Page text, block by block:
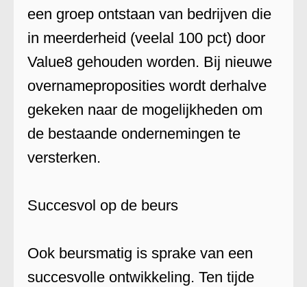
een groep ontstaan van bedrijven die
in meerderheid (veelal 100 pct) door
Value8 gehouden worden. Bij nieuwe
overnameproposities wordt derhalve
gekeken naar de mogelijkheden om
de bestaande ondernemingen te
versterken.
Succesvol op de beurs
Ook beursmatig is sprake van een
succesvolle ontwikkeling. Ten tijde